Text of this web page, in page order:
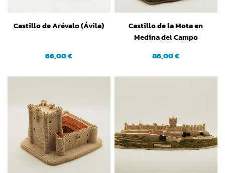
Castillo de Arévalo (Ávila)
66,00 €
Castillo de la Mota en
Medina del Campo
86,00 €